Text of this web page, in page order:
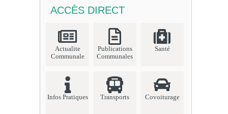
ACCÈS DIRECT
Actualite
Communale
Publications
Communales
Santé
Infos Pratiques Transports Covoiturage